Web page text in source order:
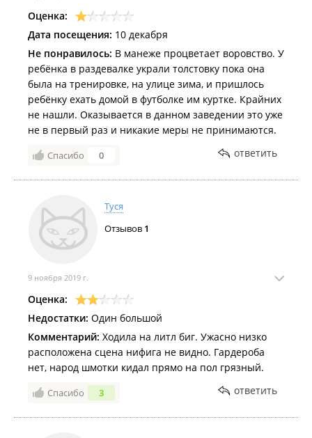
Оценка:
Дата посещения: 10 декабря
Не понравилось: В манеже процветает воровство. У
ребёнка в раздевалке украли толстовку пока она
была на тренировке, на улице зима, и пришлось
ребёнку ехать домой в футболке им куртке. Крайних
не нашли. Оказывается в данном заведении это уже
не в первый раз и никакие меры не принимаются.
Спасибо 0 ответить
Туся
Отзывов 1
9 ноября 2019 г.
Оценка:
Недостатки: Один большой
Комментарий: Ходила на литл биг. Ужасно низко
расположена сцена нифига не видно. Гардероба
нет, народ шмотки кидал прямо на пол грязный.
Спасибо 3 ответить